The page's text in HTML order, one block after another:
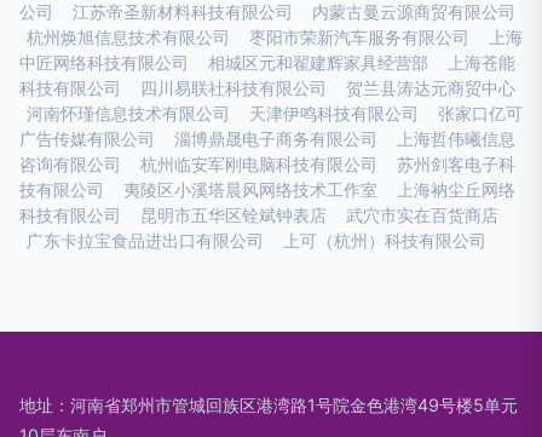
公司
江苏帝圣新材料科技有限公司
内蒙古曼云源商贸有限公司
杭州焕旭信息技术有限公司
枣阳市荣新汽车服务有限公司
上海
中匠网络科技有限公司
相城区元和翟建辉家具经营部
上海苍能
科技有限公司
四川易联社科技有限公司
贺兰县涛达元商贸中心
河南怀瑾信息技术有限公司
天津伊鸣科技有限公司
张家口亿可
广告传媒有限公司
淄博鼎晟电子商务有限公司
上海哲伟曦信息
咨询有限公司
杭州临安军刚电脑科技有限公司
苏州剑客电子科
技有限公司
夷陵区小溪塔晨风网络技术工作室
上海衲尘丘网络
科技有限公司
昆明市五华区铨斌钟表店
武穴市实在百货商店
广东卡拉宝食品进出口有限公司
上可（杭州）科技有限公司
地址：河南省郑州市管城回族区港湾路1号院金色港湾49号楼5单元